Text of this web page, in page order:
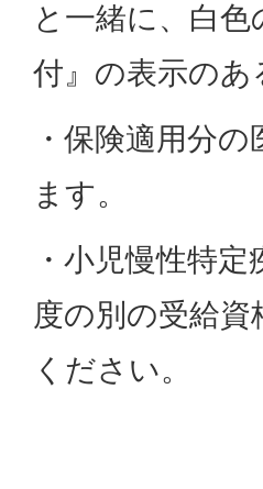
と一緒に、白
付』の表示の
・保険適用分
ます。
・小児慢性特
度の別の受給
ください。